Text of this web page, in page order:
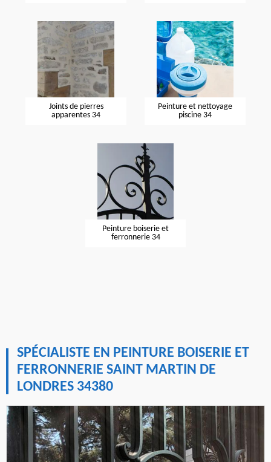
Joints de pierres
apparentes 34
Peinture et nettoyage
piscine 34
Peinture boiserie et
ferronnerie 34
SPÉCIALISTE EN PEINTURE BOISERIE ET
FERRONNERIE SAINT MARTIN DE
LONDRES 34380